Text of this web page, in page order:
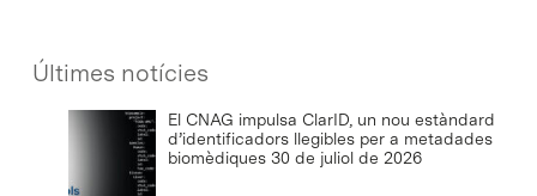
Últimes notícies
El CNAG impulsa ClarID, un nou estàndard
d’identificadors llegibles per a metadades
biomèdiques 30 de juliol de 2026